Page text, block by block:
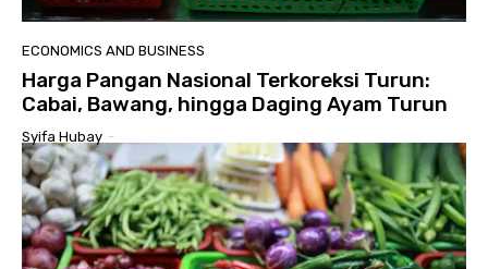
ECONOMICS AND BUSINESS
Harga Pangan Nasional Terkoreksi Turun:
Cabai, Bawang, hingga Daging Ayam Turun
Syifa Hubay -